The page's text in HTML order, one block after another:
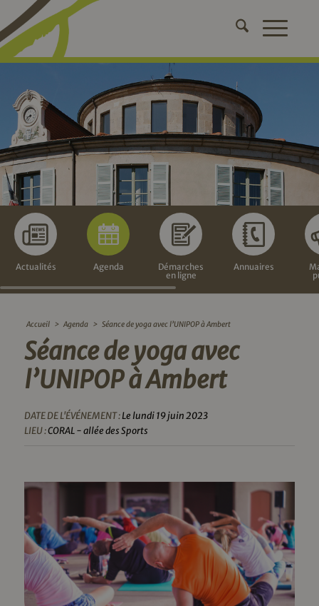
Actualités Agenda
Démarches
en ligne
Annuaires
Accueil > Agenda > Séance de yoga avec l’UNIPOP à Ambert
Séance de yoga avec
l’UNIPOP à Ambert
DATE DE L'ÉVÉNEMENT :Le lundi 19 juin 2023
LIEU :CORAL - allée des Sports